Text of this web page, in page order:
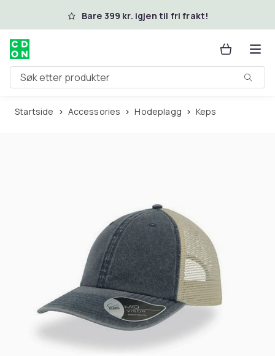
Hopp til hovedinnholdBare 399 kr. igjen til fri frakt!
Søk etter produkter
Startside Accessories Hodeplagg Keps